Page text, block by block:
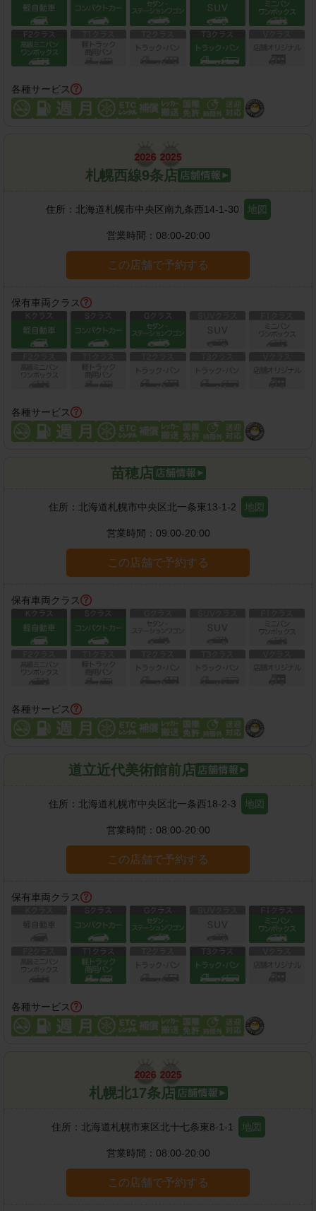
各種サービス
札幌西線9条店
住所： 北海道札幌市中央区南九条西14-1-30 地図
営業時間： 08:00-20:00
この店舗で予約する
保有車両クラス
各種サービス
苗穂店
住所： 北海道札幌市中央区北一条東13-1-2 地図
営業時間： 09:00-20:00
この店舗で予約する
保有車両クラス
各種サービス
道立近代美術館前店
住所： 北海道札幌市中央区北一条西18-2-3 地図
営業時間： 08:00-20:00
この店舗で予約する
保有車両クラス
各種サービス
札幌北17条店
住所： 北海道札幌市東区北十七条東8-1-1 地図
営業時間： 08:00-20:00
この店舗で予約する